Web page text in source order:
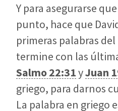
Y para asegurarse
punto, hace que
primeras palabras
termine con las
Salmo 22:31yJuan
griego, para darnos
La palabra en griego